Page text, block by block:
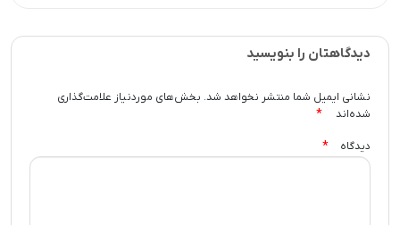
دیدگاهتان را بنویسید
نشانی ایمیل شما منتشر نخواهد شد. بخش‌های موردنیاز علامت‌گذاری
شده‌اند
*
دیدگاه *